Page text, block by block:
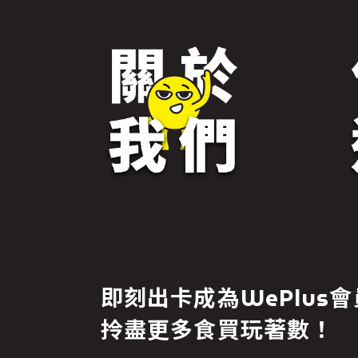
即刻出卡成為WePlus
拎盡更多食買玩著數！